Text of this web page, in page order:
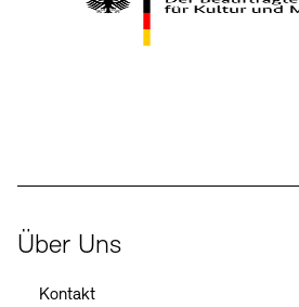
Über Uns
Kontakt